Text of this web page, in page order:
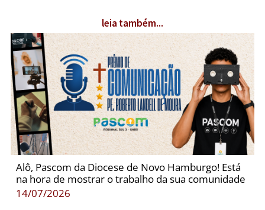
leia também...
Alô, Pascom da Diocese de Novo Hamburgo! Está
na hora de mostrar o trabalho da sua comunidade
14/07/2026